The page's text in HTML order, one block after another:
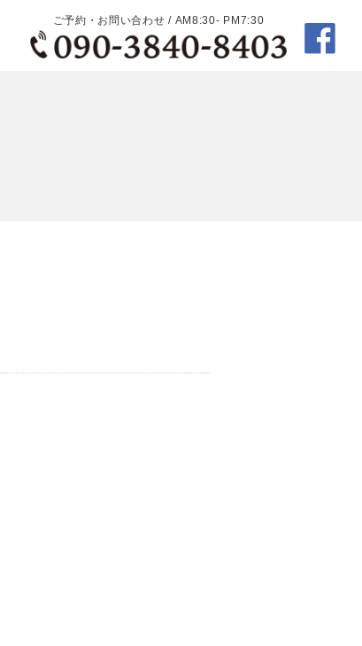
ご予約・お問い合わせ / AM8:30- PM7:30